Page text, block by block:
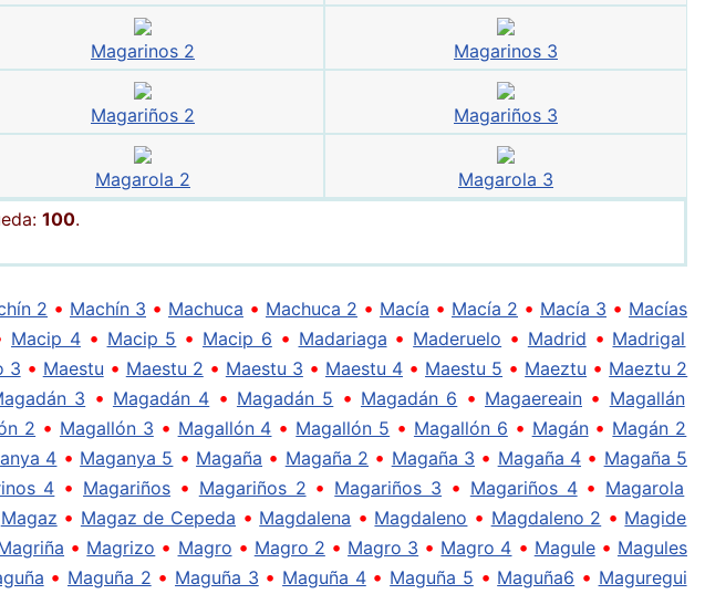
Magarinos 2 Magarinos 3
Magariños 2 Magariños 3
Magarola 2
Magarola 3
100.
2 • Machín 3 • Machuca • Machuca 2 • Macía • Macía 2 • Macía 3 • Macías
Macip 4• Macip 5 • Macip 6 • Madariaga • Maderuelo • Madrid • Madrigal
3 • Maestu • Maestu 2 • Maestu 3 • Maestu 4• Maestu 5 • Maeztu • Maeztu 2
3 • Magadán 4 • Magadán 5 • Magadán 6 • Magaereain • Magallán
2 • Magallón 3 • Magallón 4 • Magallón 5 • Magallón 6 • Magán• Magán 2
4 • Maganya 5 • Magaña • Magaña 2 • Magaña 3 • Magaña 4• Magaña 5
4 • Magariños • Magariños 2 • Magariños 3 • Magariños 4• Magarola
Magaz • Magaz de Cepeda • Magdalena • Magdaleno • Magdaleno 2 • Magide
• Magrizo • Magro • Magro 2 • Magro 3 • Magro 4 • Magule• Magules
• Maguña 2 • Maguña 3 • Maguña 4• Maguña 5 • Maguña6 • Maguregui